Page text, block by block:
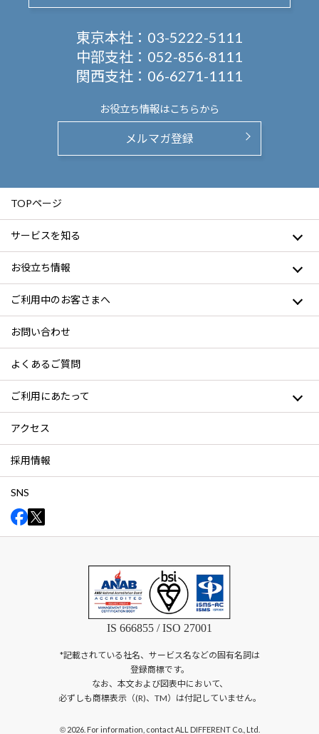
東京本社： 03-5222-5111
中部支社： 052-856-8111
関西支社： 06-6271-1111
お役立ち情報はこちらから
メルマガ登録
TOPページ
サービスを知る
お役立ち情報
ご利用中のお客さまへ
お問い合わせ
よくあるご質問
ご利用にあたって
アクセス
採用情報
SNS
IS 666855 / ISO 27001
*記載されている社名、サービス名などの固有名詞は
登録商標です。
なお、本文および図表中において、
必ずしも商標表示（(R)、TM）は付記していません。
©2026. For information, contact ALL DIFFERENT Co., Ltd.